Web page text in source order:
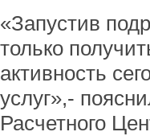
«Запустив
только
активность
услуг»,-
Расчетного